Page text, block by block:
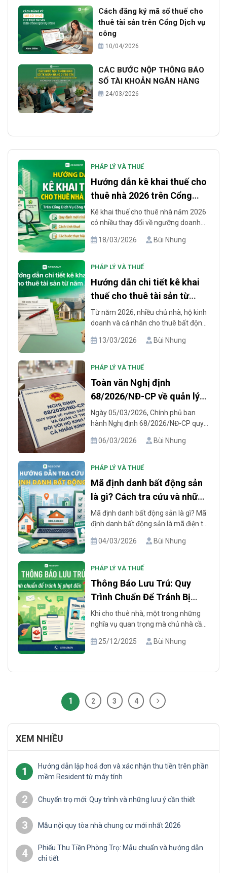
Cách đăng ký mã số thuế cho
thuê tài sản trên Cổng Dịch vụ
công
10/04/2026
CÁC BƯỚC NỘP THÔNG BÁO
SỐ TÀI KHOẢN NGÂN HÀNG
24/03/2026
PHÁP LÝ VÀ THUẾ
Hướng dẫn kê khai thuế cho
thuê nhà 2026 trên Cổng
dịch vụ công
Kê khai thuế cho thuê nhà năm 2026
có nhiều thay đổi về ngưỡng doanh
Đáng chú ý, ngưỡng doanh thu không
triệu đồng lên 1 tỷ đồng/năm. Theo
tổng [...]
18/03/2026 Bùi Nhung
PHÁP LÝ VÀ THUẾ
Hướng dẫn chi tiết kê khai
thuế cho thuê tài sản từ
năm 2026
Từ năm 2026, nhiều chủ nhà, hộ kinh
doanh và cá nhân cho thuê bất động
kê khai thuế cho thuê tài sản vì quy
Không ít người băn khoăn doanh thu
13/03/2026 Bùi Nhung
PHÁP LÝ VÀ THUẾ
Toàn văn Nghị định
68/2026/NĐ-CP về quản lý
thuế năm 2026
Ngày 05/03/2026, Chính phủ ban
hành Nghị định 68/2026/NĐ-CP quy
quản lý thuế đối với hộ kinh doanh, cá
quan trọng trong việc chuẩn hóa
tảng số. Cùng phần mềm Resident
[...]
06/03/2026 Bùi Nhung
PHÁP LÝ VÀ THUẾ
Mã định danh bất động sản
là gì? Cách tra cứu và những
điều cần biết
Mã định danh bất động sản là gì? Mã
định danh bất động sản là mã điện tử
BĐS như nhà ở, căn hộ chung cư, nhà
dựng trong công trình. Theo Nghị
điện tử [...]
04/03/2026 Bùi Nhung
PHÁP LÝ VÀ THUẾ
Thông Báo Lưu Trú: Quy
Trình Chuẩn Để Tránh Bị
Phạt Đến 12tr
Khi cho thuê nhà, một trong những
nghĩa vụ quan trọng mà chủ nhà cần
thuê lưu trú. Việc này không chỉ giúp
25/12/2025 Bùi Nhung
1 2 3 4
XEM NHIỀU
1
Hướng dẫn lập hoá đơn và xác nhận thu tiền trên phần
mềm Resident từ máy tính
2 Chuyển trọ mới: Quy trình và những lưu ý cần thiết
3 Mẫu nội quy tòa nhà chung cư mới nhất 2026
4
Phiếu Thu Tiền Phòng Trọ: Mẫu chuẩn và hướng dẫn
chi tiết